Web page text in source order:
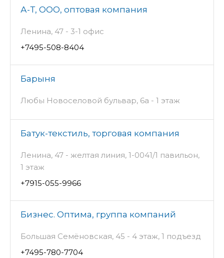
А-Т, ООО, оптовая компания
Ленина, 47 - 3-1 офис
+7495-508-8404
Барыня
Любы Новоселовой бульвар, 6а - 1 этаж
Батук-текстиль, торговая компания
Ленина, 47 - желтая линия, 1-0041/1 павильон,
1 этаж
+7915-055-9966
Бизнес. Оптима, группа компаний
Большая Семёновская, 45 - 4 этаж, 1 подъезд
+7495-780-7704